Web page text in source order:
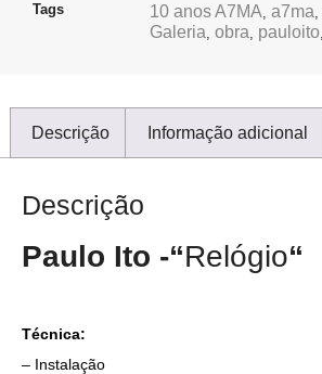
Tags 10 anos A7MA, a7ma,
Galeria, obra, pauloito,
Descrição Informação adicional
Descrição
Paulo Ito -“Relógio“
Técnica:
– Instalação